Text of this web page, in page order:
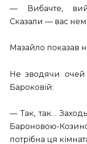
— Вибачте,
Сказали — вас
Мазайло показав
Не зводячи
Бароковій:
— Так, так…
Бароновою-
потрібна ця